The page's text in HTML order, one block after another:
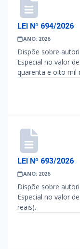
LEI Nº 694/2026
ANO: 2026
Dispõe sobre
Especial no valor
quarenta e oito mil
LEI Nº 693/2026
ANO: 2026
Dispõe sobre
Especial no valor
reais).